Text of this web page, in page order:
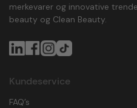
merkevarer og innovative
beauty og Clean Beauty.
Kundeservice
FAQ’s